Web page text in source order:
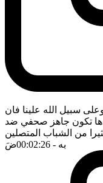
سبيل الله علينا فان
بدها تكون جاهز صحفي ضد
من الشباب المتصلين
به - 00:02:26 ضَ